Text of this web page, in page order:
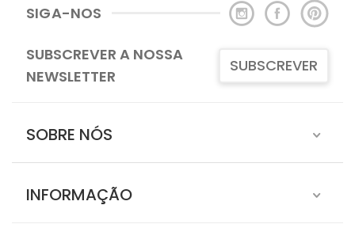
SIGA-NOS
SUBSCREVER A NOSSA
NEWSLETTER
SUBSCREVER
SOBRE NÓS
INFORMAÇÃO